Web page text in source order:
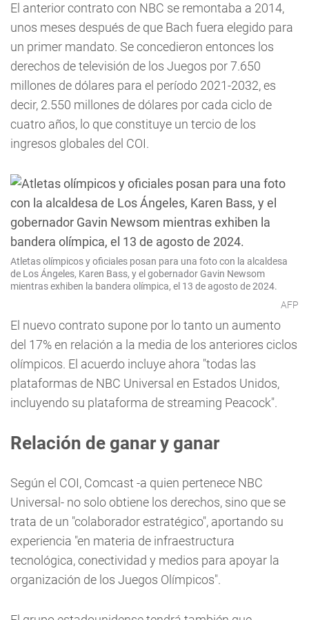
El anterior contrato con NBC se remontaba a 2014,
unos meses después de que Bach fuera elegido para
un primer mandato. Se concedieron entonces los
derechos de televisión de los Juegos por 7.650
millones de dólares para el período 2021-2032, es
decir, 2.550 millones de dólares por cada ciclo de
cuatro años, lo que constituye un tercio de los
ingresos globales del COI.
Atletas olímpicos y oficiales posan para una foto con la alcaldesa
de Los Ángeles, Karen Bass, y el gobernador Gavin Newsom
mientras exhiben la bandera olímpica, el 13 de agosto de 2024.
AFP
El nuevo contrato supone por lo tanto un aumento
del 17% en relación a la media de los anteriores ciclos
olímpicos. El acuerdo incluye ahora "todas las
plataformas de NBC Universal en Estados Unidos,
incluyendo su plataforma de streaming Peacock".
Relación de ganar y ganar
Según el COI, Comcast -a quien pertenece NBC
Universal- no solo obtiene los derechos, sino que se
trata de un "colaborador estratégico", aportando su
experiencia "en materia de infraestructura
tecnológica, conectividad y medios para apoyar la
organización de los Juegos Olímpicos".